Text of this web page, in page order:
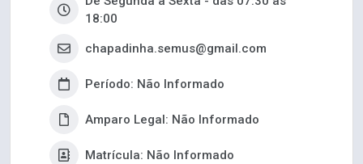
18:00
chapadinha.semus@gmail.com
Período: Não Informado
Amparo Legal: Não Informado
Matrícula: Não Informado